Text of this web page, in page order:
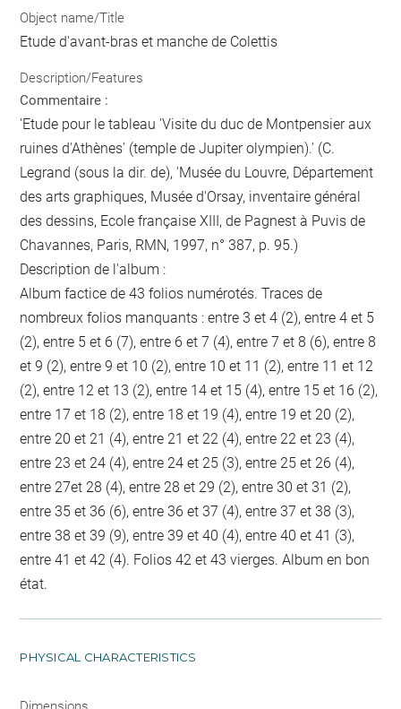
Object name/Title
Etude d'avant-bras et manche de Colettis
Description/Features
Commentaire :
'Etude pour le tableau 'Visite du duc de Montpensier aux
ruines d'Athènes' (temple de Jupiter olympien).' (C.
Legrand (sous la dir. de), 'Musée du Louvre, Département
des arts graphiques, Musée d'Orsay, inventaire général
des dessins, Ecole française XIII, de Pagnest à Puvis de
Chavannes, Paris, RMN, 1997, n° 387, p. 95.)
Description de l'album :
Album factice de 43 folios numérotés. Traces de
nombreux folios manquants : entre 3 et 4 (2), entre 4 et 5
(2), entre 5 et 6 (7), entre 6 et 7 (4), entre 7 et 8 (6), entre 8
et 9 (2), entre 9 et 10 (2), entre 10 et 11 (2), entre 11 et 12
(2), entre 12 et 13 (2), entre 14 et 15 (4), entre 15 et 16 (2),
entre 17 et 18 (2), entre 18 et 19 (4), entre 19 et 20 (2),
entre 20 et 21 (4), entre 21 et 22 (4), entre 22 et 23 (4),
entre 23 et 24 (4), entre 24 et 25 (3), entre 25 et 26 (4),
entre 27et 28 (4), entre 28 et 29 (2), entre 30 et 31 (2),
entre 35 et 36 (6), entre 36 et 37 (4), entre 37 et 38 (3),
entre 38 et 39 (9), entre 39 et 40 (4), entre 40 et 41 (3),
entre 41 et 42 (4). Folios 42 et 43 vierges. Album en bon
état.
PHYSICAL CHARACTERISTICS